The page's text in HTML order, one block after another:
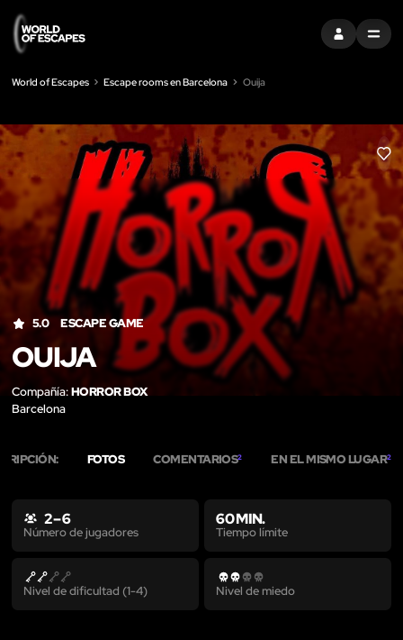
ENTRARMENU
World of Escapes Escape rooms en Barcelona Ouija
LIKE
5.0 ESCAPE GAME
OUIJA
Compañía:HORROR BOX
Barcelona
FOTOS COMENTARIOS2 EN EL MISMO LUGAR2
2 – 6
Número de jugadores
60 MIN.
Tiempo límite
Nivel de dificultad (1-4) Nivel de miedo